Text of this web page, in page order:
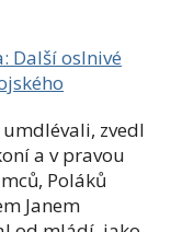
Další oslnivé
zvedl
a v pravou
Poláků
Janem